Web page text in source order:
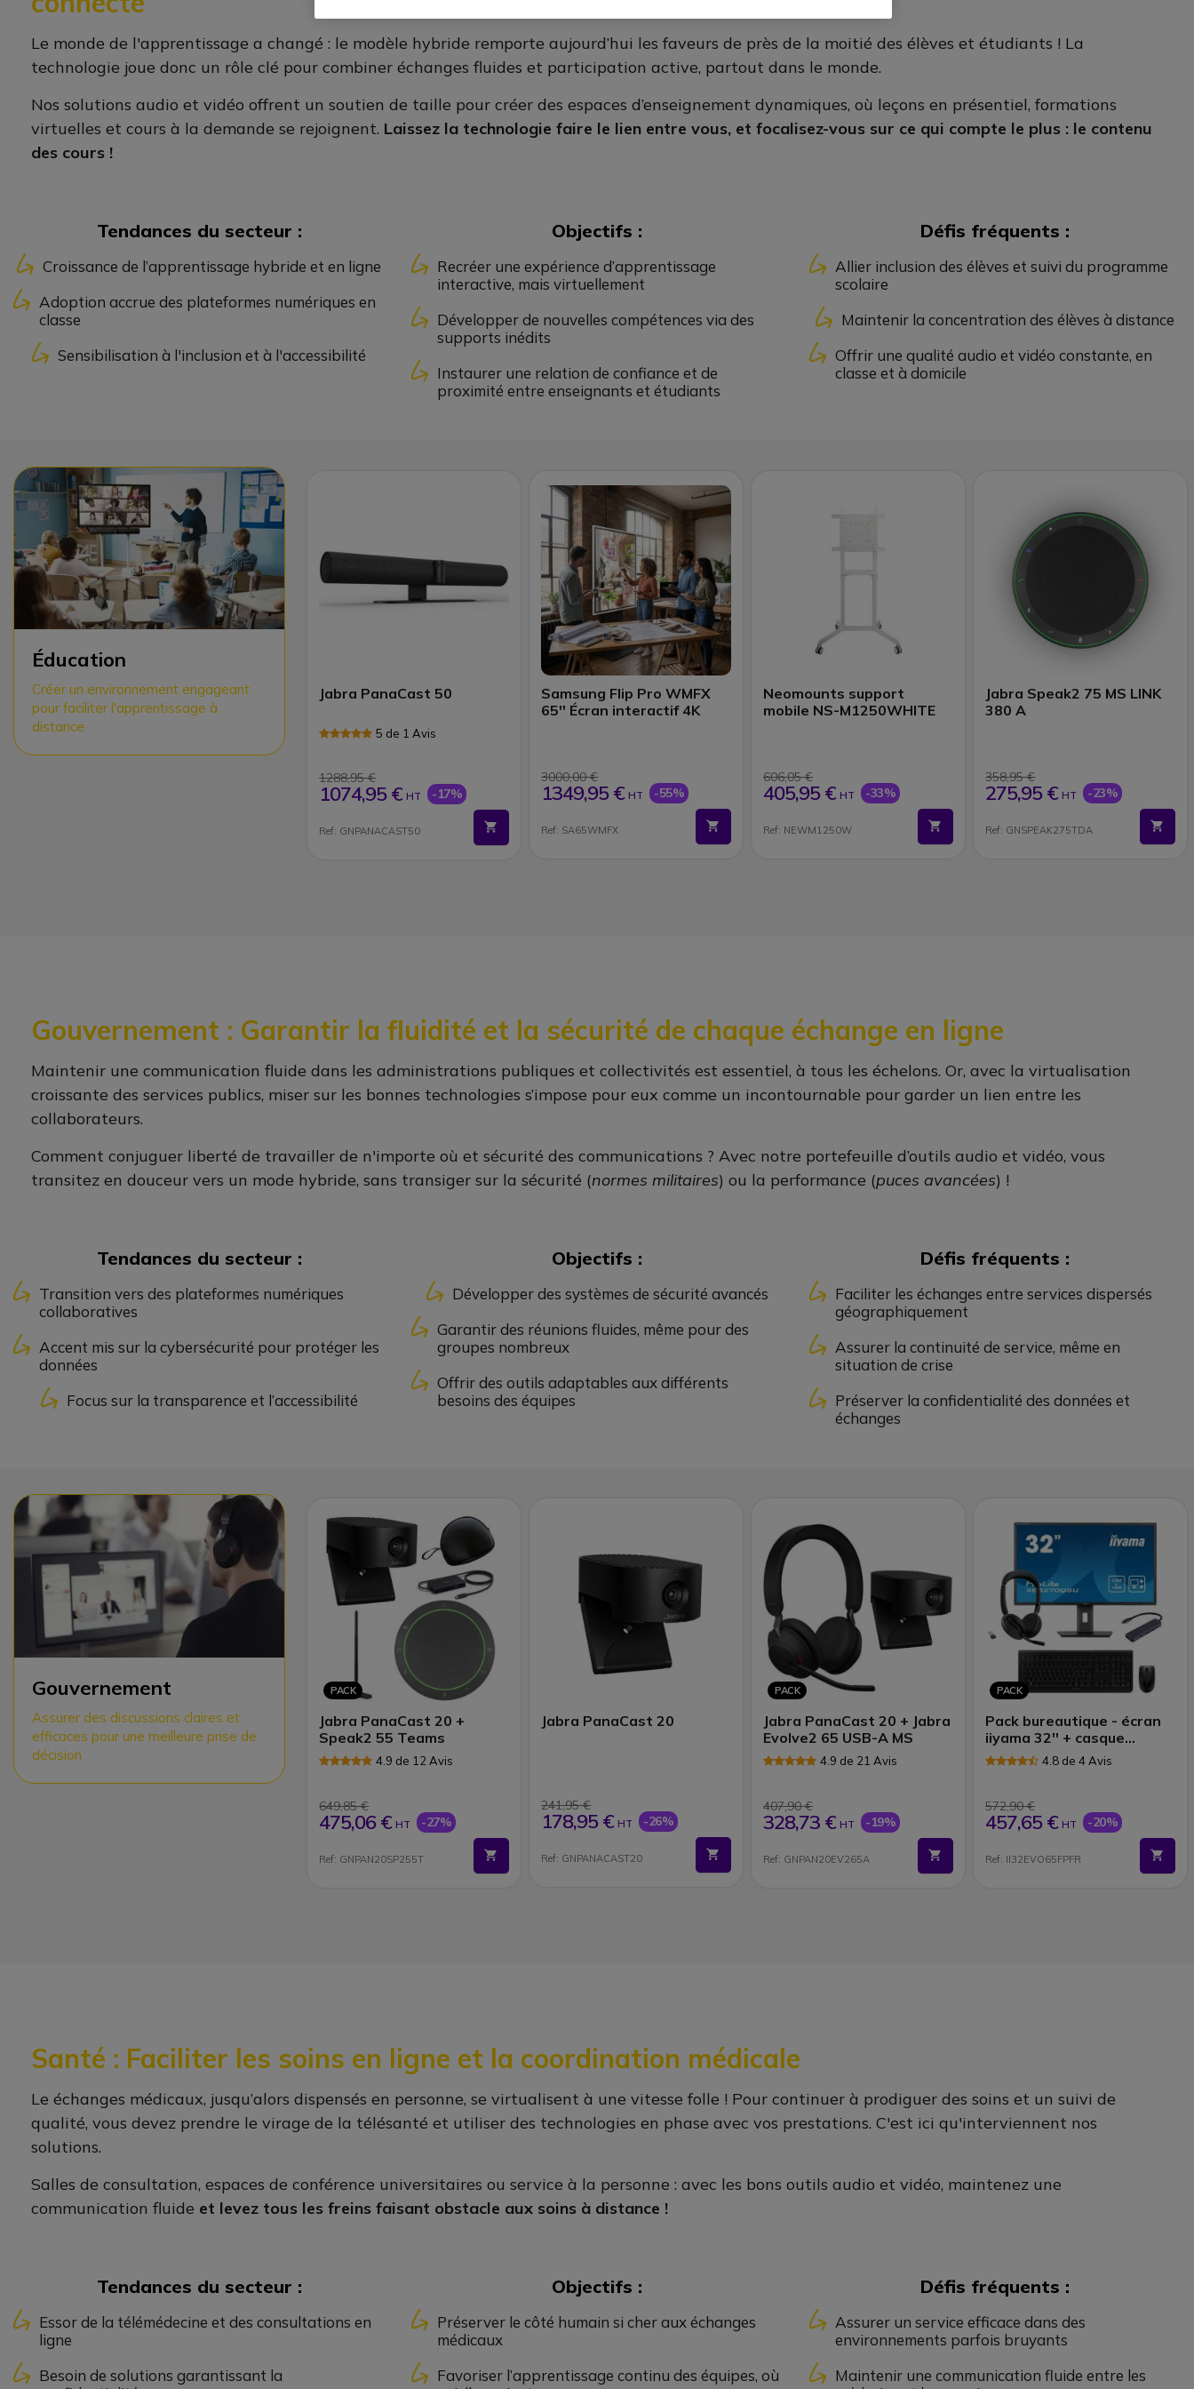
Le monde de l'apprentissage a changé : le modèle hybride remporte aujourd’hui les faveurs de près de la moitié des élèves et étudiants ! La
technologie joue donc un rôle clé pour combiner échanges fluides et participation active, partout dans le monde.
Nos solutions audio et vidéo offrent un soutien de taille pour créer des espaces d’enseignement dynamiques, où leçons en présentiel, formations
virtuelles et cours à la demande se rejoignent. Laissez la technologie faire le lien entre vous, et focalisez-vous sur ce qui compte le plus : le contenu
des cours !
Tendances du secteur :
Croissance de l’apprentissage hybride et en ligne
Adoption accrue des plateformes numériques en
classe
Sensibilisation à l'inclusion et à l'accessibilité
Objectifs :
Recréer une expérience d’apprentissage
interactive, mais virtuellement
Développer de nouvelles compétences via des
supports inédits
Instaurer une relation de confiance et de
proximité entre enseignants et étudiants
Défis fréquents :
Allier inclusion des élèves et suivi du programme
scolaire
Maintenir la concentration des élèves à distance
Offrir une qualité audio et vidéo constante, en
classe et à domicile
Éducation
Créer un environnement engageant
pour faciliter l'apprentissage à
distance
Jabra PanaCast 50
5 de 1 Avis
1288,95 €
1074,95 € HT -17%
Ref: GNPANACAST50
Samsung Flip Pro WMFX
65'' Écran interactif 4K
3000,00 €
1349,95 € HT -55%
Ref: SA65WMFX
Neomounts support
mobile NS-M1250WHITE
606,05 €
405,95 € HT -33%
Ref: NEWM1250W
Jabra Speak2 75 MS LINK
380 A
358,95 €
275,95 € HT -23%
Ref: GNSPEAK275TDA
Gouvernement : Garantir la fluidité et la sécurité de chaque échange en ligne
Maintenir une communication fluide dans les administrations publiques et collectivités est essentiel, à tous les échelons. Or, avec la virtualisation
croissante des services publics, miser sur les bonnes technologies s’impose pour eux comme un incontournable pour garder un lien entre les
collaborateurs.
Comment conjuguer liberté de travailler de n'importe où et sécurité des communications ? Avec notre portefeuille d’outils audio et vidéo, vous
transitez en douceur vers un mode hybride, sans transiger sur la sécurité (normes militaires) ou la performance (puces avancées) !
Tendances du secteur :
Transition vers des plateformes numériques
collaboratives
Accent mis sur la cybersécurité pour protéger les
données
Focus sur la transparence et l’accessibilité
Objectifs :
Développer des systèmes de sécurité avancés
Garantir des réunions fluides, même pour des
groupes nombreux
Offrir des outils adaptables aux différents
besoins des équipes
Défis fréquents :
Faciliter les échanges entre services dispersés
géographiquement
Assurer la continuité de service, même en
situation de crise
Préserver la confidentialité des données et
échanges
Gouvernement
Assurer des discussions claires et
efficaces pour une meilleure prise de
décision
PACK
Jabra PanaCast 20 +
Speak2 55 Teams
4.9 de 12 Avis
649,85 €
475,06 € HT -27%
Ref: GNPAN20SP255T
Jabra PanaCast 20
241,95 €
178,95 € HT -26%
Ref: GNPANACAST20
PACK
Jabra PanaCast 20 + Jabra
Evolve2 65 USB-A MS
4.9 de 21 Avis
407,90 €
328,73 € HT -19%
Ref: GNPAN20EV265A
PACK
Pack bureautique - écran
iiyama 32'' + casque
Bluetooth Jabra +
accessoires
4.8 de 4 Avis
572,90 €
457,65 € HT -20%
Ref: II32EVO65FPFR
Santé : Faciliter les soins en ligne et la coordination médicale
Le échanges médicaux, jusqu’alors dispensés en personne, se virtualisent à une vitesse folle ! Pour continuer à prodiguer des soins et un suivi de
qualité, vous devez prendre le virage de la télésanté et utiliser des technologies en phase avec vos prestations. C'est ici qu'interviennent nos
solutions.
Salles de consultation, espaces de conférence universitaires ou service à la personne : avec les bons outils audio et vidéo, maintenez une
communication fluide et levez tous les freins faisant obstacle aux soins à distance !
Tendances du secteur :
Essor de la télémédecine et des consultations en
ligne
Besoin de solutions garantissant la
Objectifs :
Préserver le côté humain si cher aux échanges
médicaux
Favoriser l’apprentissage continu des équipes, où
Défis fréquents :
Assurer un service efficace dans des
environnements parfois bruyants
Maintenir une communication fluide entre les